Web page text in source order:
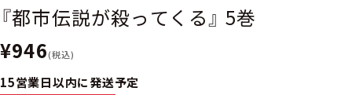
『都市伝説が殺ってくる』 5巻
¥946(税込)
15営業日以内に発送予定